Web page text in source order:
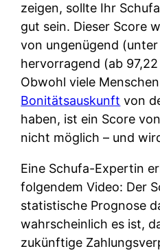
zeigen, sollte Ihr
gut sein. Dieser Score
von ungenügend
hervorragend (ab
Obwohl viele
Bonitätsauskunft von
haben, ist ein Score
nicht möglich – und
Eine Schufa-Expertin
folgendem Video: Der
statistische Prognose
wahrscheinlich es ist,
zukünftige